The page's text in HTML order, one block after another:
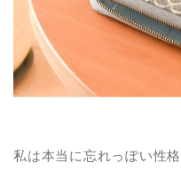
私は本当に忘れっぽい性格